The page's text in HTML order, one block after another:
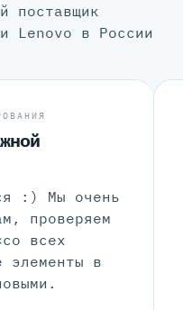
поставщик
Lenovo в России
:) Мы очень
проверяем
всех
элементы в